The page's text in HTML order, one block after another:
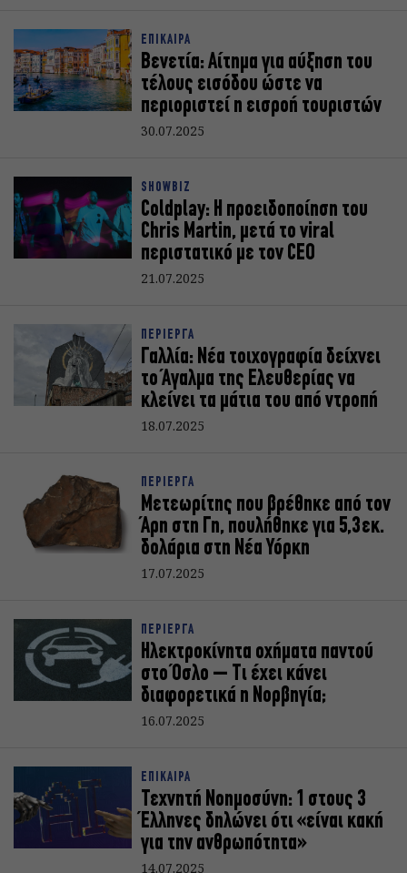
ΕΠΙΚΑΙΡΑ
Βενετία: Αίτημα για αύξηση του
τέλους εισόδου ώστε να
περιοριστεί η εισροή τουριστών
30.07.2025
SHOWBIZ
Coldplay: H προειδοποίηση του
Chris Martin, μετά το viral
περιστατικό με τον CEO
21.07.2025
ΠΕΡΙΕΡΓΑ
Γαλλία: Νέα τοιχογραφία δείχνει
το Άγαλμα της Ελευθερίας να
κλείνει τα μάτια του από ντροπή
18.07.2025
ΠΕΡΙΕΡΓΑ
Μετεωρίτης που βρέθηκε από τον
Άρη στη Γη, πουλήθηκε για 5,3 εκ.
δολάρια στη Νέα Υόρκη
17.07.2025
ΠΕΡΙΕΡΓΑ
Ηλεκτροκίνητα οχήματα παντού
στο Όσλο – Τι έχει κάνει
διαφορετικά η Νορβηγία;
16.07.2025
ΕΠΙΚΑΙΡΑ
Τεχνητή Νοημοσύνη: 1 στους 3
Έλληνες δηλώνει ότι «είναι κακή
για την ανθρωπότητα»
14.07.2025